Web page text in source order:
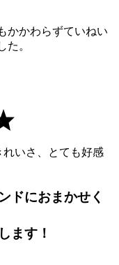
かかわらずていねい
た。
いさ、とても好感
ドにおまかせく
ます！